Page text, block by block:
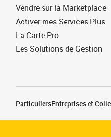
Vendre sur la Marketplace
Activer mes Services Plus
La Carte Pro
Les Solutions de Gestion
ParticuliersEntreprises et